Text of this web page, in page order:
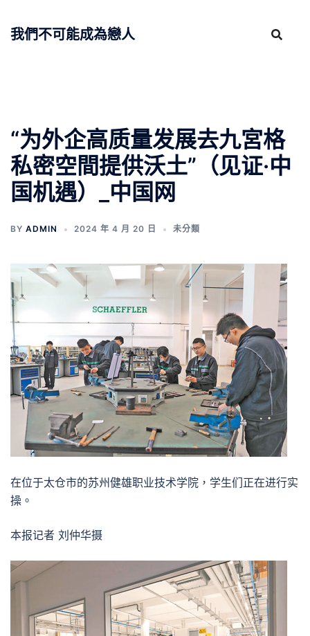
我們不可能成為戀人
“为外企高质量发展去九宮格
私密空間提供沃土”（见证·中
国机遇）_中国网
BY ADMIN 2024 年 4 月 20 日 未分類
在位于太仓市的苏州健雄职业技术学院，学生们正在进行实
操。
本报记者 刘仲华摄